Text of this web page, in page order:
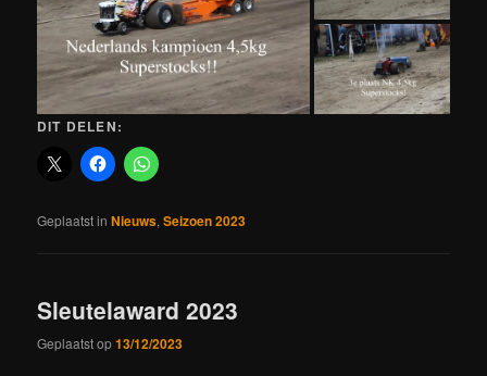
DIT DELEN:
Geplaatst in Nieuws,Seizoen 2023
Sleutelaward 2023
Geplaatst op13/12/2023